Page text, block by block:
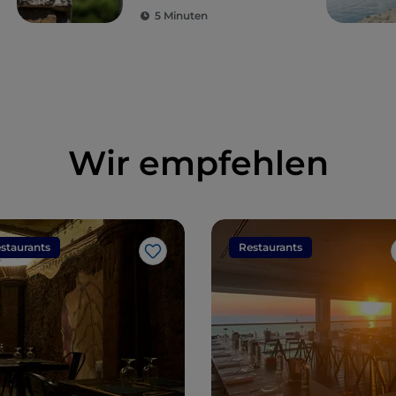
von Rom entfernt
5 Minuten
Wir empfehlen
Like
Restaurants